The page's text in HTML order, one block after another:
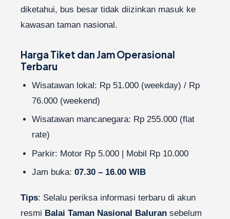
diketahui, bus besar tidak diizinkan masuk ke
kawasan taman nasional.
Harga Tiket dan Jam Operasional
Terbaru
Wisatawan lokal: Rp 51.000 (weekday) / Rp
76.000 (weekend)
Wisatawan mancanegara: Rp 255.000 (flat
rate)
Parkir: Motor Rp 5.000 | Mobil Rp 10.000
Jam buka:07.30 – 16.00 WIB
Tips: Selalu periksa informasi terbaru di akun
resmi Balai Taman Nasional Baluran sebelum